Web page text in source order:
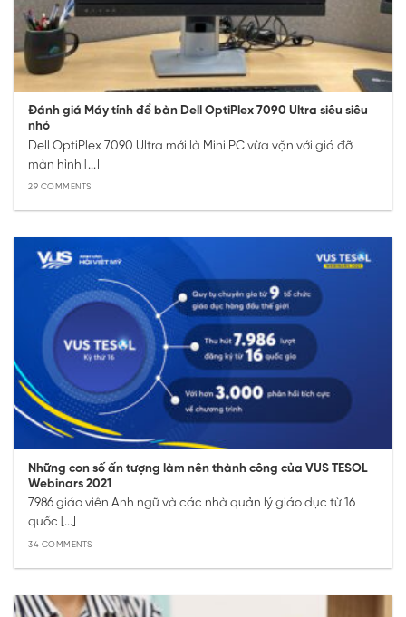
Đánh giá Máy tính để bàn Dell OptiPlex 7090 Ultra siêu siêu
nhỏ
Dell OptiPlex 7090 Ultra mới là Mini PC vừa vặn với giá đỡ
màn hình [...]
29 COMMENTS
Những con số ấn tượng làm nên thành công của VUS TESOL
Webinars 2021
7.986 giáo viên Anh ngữ và các nhà quản lý giáo dục từ 16
quốc [...]
34 COMMENTS